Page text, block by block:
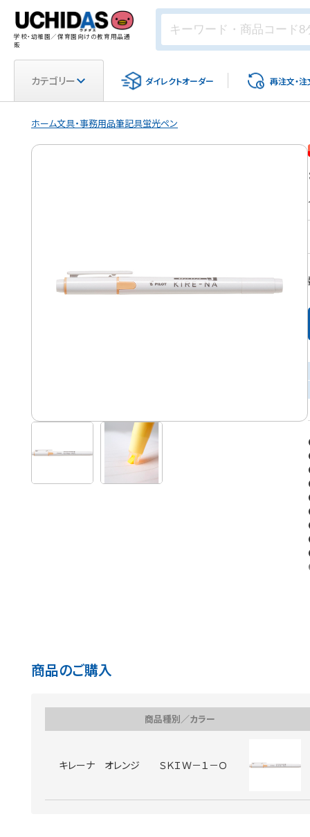
学校・幼稚園／保育園向けの教育用品通
販
カテゴリー ダイレクトオーダー 再注文・注
ホーム文具・事務用品筆記具蛍光ペン
商品のご購入
商品種別／カラー
キレーナ オレンジ ＳＫＩＷ－１－Ｏ